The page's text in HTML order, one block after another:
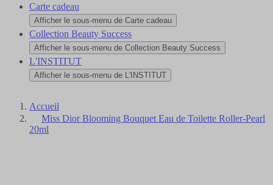
Carte cadeau
Afficher le sous-menu de Carte cadeau
Collection Beauty Success
Afficher le sous-menu de Collection Beauty Success
L'INSTITUT
Afficher le sous-menu de L'INSTITUT
Accueil
Miss Dior Blooming Bouquet Eau de Toilette Roller-Pearl
20ml